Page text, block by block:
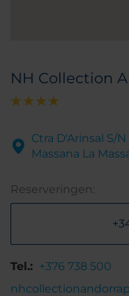
NH Collection
Ctra D'Arinsal S/
Massana La
Reserveringen:
Tel.: +376 738 500